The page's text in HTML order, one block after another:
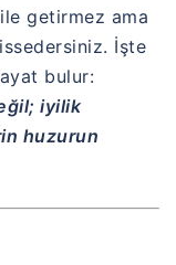
getirmez ama
İşte
bulur:
iyilik
huzurun